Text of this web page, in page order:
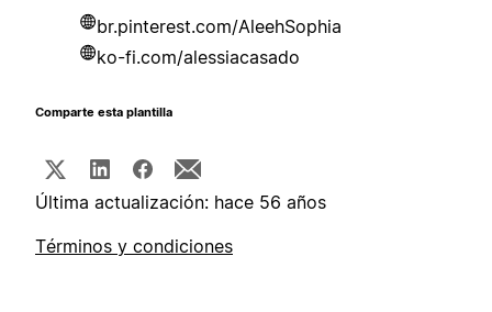
br.pinterest.com/AleehSophia
ko-fi.com/alessiacasado
Comparte esta plantilla
Última actualización: hace 56 años
Términos y condiciones